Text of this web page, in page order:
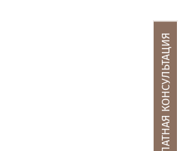
БЕСПЛАТНАЯ КОНСУЛЬТАЦИЯ